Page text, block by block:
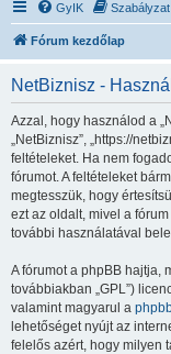
GyIK Szabályzat
Fórum kezdőlap
NetBiznisz -
Azzal, hogy használod a
„NetBiznisz”, „https://
feltételeket. Ha nem
fórumot. A feltételeket
megtesszük, hogy
ezt az oldalt, mivel a
további használatával
A fórumot a phpBB hajtja,
továbbiakban „GPL”)
valamint magyarul a
lehetőséget nyújt az
felelős azért, hogy milyen